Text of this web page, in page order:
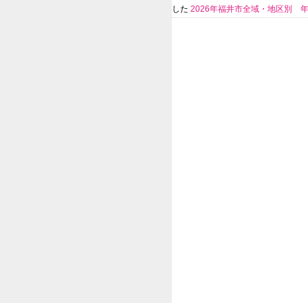
した 2026年福井市全域・地区別